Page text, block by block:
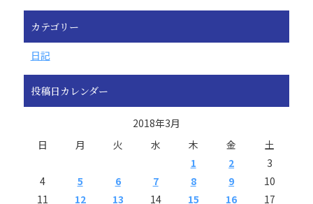
カテゴリー
日記
投稿日カレンダー
2018年3月
日
月 火 水 木 金
土
1
2
3
4
5 6 7 8 9
10
11
12 13 14 15 16 17